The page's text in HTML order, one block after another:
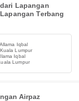
Lapangan
Terbang
Iqbal
Lumpur
Iqbal
Lumpur
Airpaz